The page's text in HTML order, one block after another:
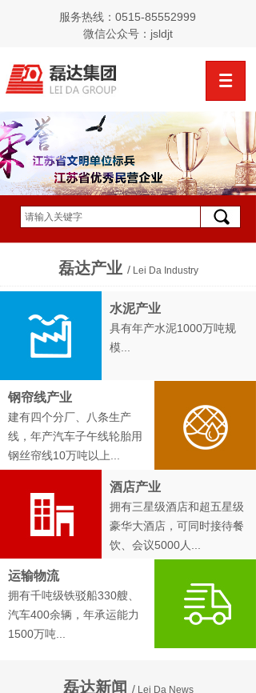
服务热线：0515-85552999
微信公众号：jsldjt
磊达产业 /Lei Da Industry
水泥产业
具有年产水泥1000万吨规
模...
钢帘线产业
建有四个分厂、八条生产
线，年产汽车子午线轮胎用
钢丝帘线10万吨以上...
酒店产业
拥有三星级酒店和超五星级
豪华大酒店，可同时接待餐
饮、会议5000人...
运输物流
拥有千吨级铁驳船330艘、
汽车400余辆，年承运能力
1500万吨...
磊达新闻 /Lei Da News